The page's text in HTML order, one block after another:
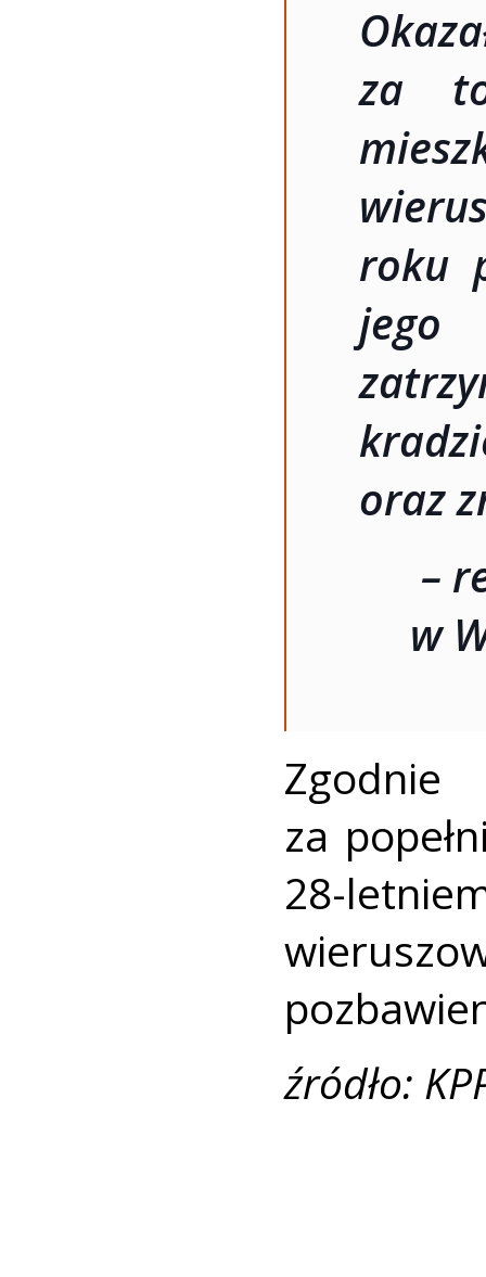
za
roku
jego
oraz
–
w
za
28-
źródło: